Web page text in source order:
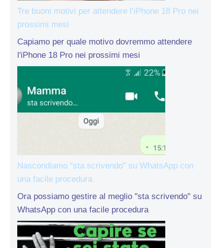
Tre buoni motivi per attendere l’iPhone 18 Pro nei
prossimi mesi
Capiamo per quale motivo dovremmo attendere
l'iPhone 18 Pro nei prossimi mesi
Nascondiamo “sta scrivendo” su WhatsApp con
una facile procedura
Ora possiamo gestire al meglio "sta scrivendo" su
WhatsApp con una facile procedura